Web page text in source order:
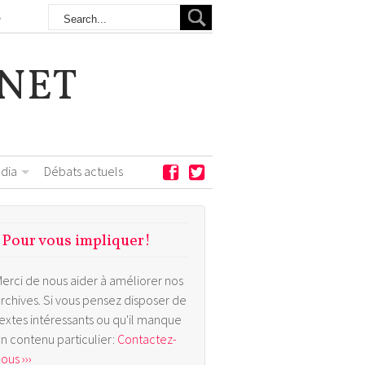
Débats actuels
Pour vous impliquer!
de nous aider à améliorer nos
Si vous pensez disposer de
intéressants ou qu'il manque
contenu particulier: Contactez-
›››